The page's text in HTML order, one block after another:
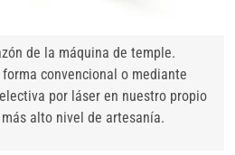
de la máquina de temple.
convencional o mediante
por láser en nuestro propio
alto nivel de artesanía.